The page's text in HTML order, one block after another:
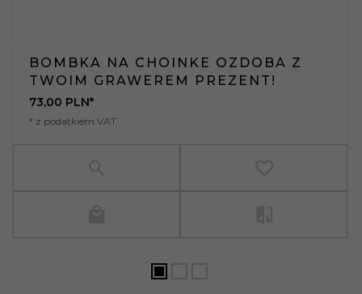
BOMBKA NA CHOINKE OZDOBA Z
TWOIM GRAWEREM PREZENT!
73,00 PLN*
* z podatkiem VAT